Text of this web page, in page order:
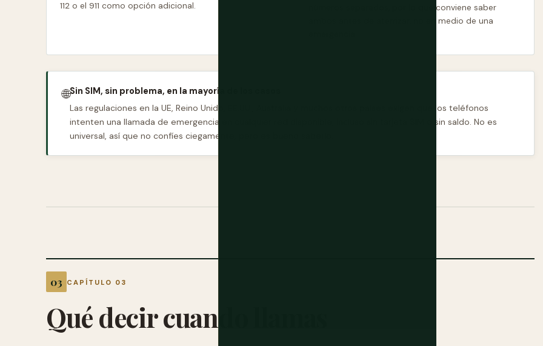
112 o el 911 como opción adicional.
números separados, por lo que conviene saber
ambos antes de aterrizar, no en medio de una
🌐Sin SIM, sin problema, en la mayoría de los casos
Las regulaciones en la UE, Reino Unido, EE.UU., Australia y muchos otros países exigen que los teléfonos
intenten una llamada de emergencia en cualquier red disponible, incluso sin tarjeta SIM o sin saldo. No es
universal, así que no confíes ciegamente, pero es bueno saberlo.
CAPÍTULO 03
Qué decir cuando llamas